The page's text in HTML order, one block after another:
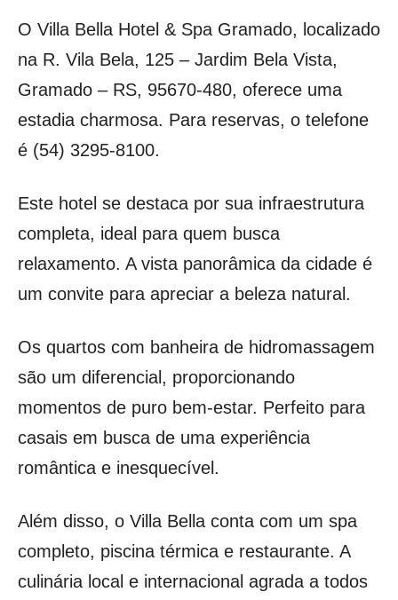
O Villa Bella Hotel & Spa Gramado, localizado
na R. Vila Bela, 125 – Jardim Bela Vista,
Gramado – RS, 95670-480, oferece uma
estadia charmosa. Para reservas, o telefone
é (54) 3295-8100.
Este hotel se destaca por sua infraestrutura
completa, ideal para quem busca
relaxamento. A vista panorâmica da cidade é
um convite para apreciar a beleza natural.
Os quartos com banheira de hidromassagem
são um diferencial, proporcionando
momentos de puro bem-estar. Perfeito para
casais em busca de uma experiência
romântica e inesquecível.
Além disso, o Villa Bella conta com um spa
completo, piscina térmica e restaurante. A
culinária local e internacional agrada a todos